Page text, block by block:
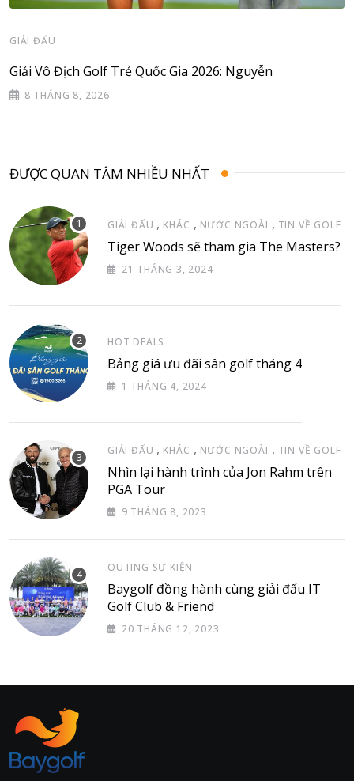
GIẢI ĐẤU
Giải Vô Địch Golf Trẻ Quốc Gia 2026: Nguyễn
8 THÁNG 8, 2026
ĐƯỢC QUAN TÂM NHIỀU NHẤT
GIẢI ĐẤU , KHÁC , NƯỚC NGOÀI , TIN VỀ GOLF
Tiger Woods sẽ tham gia The Masters?
21 THÁNG 3, 2024
HOT DEALS
Bảng giá ưu đãi sân golf tháng 4
1 THÁNG 4, 2024
GIẢI ĐẤU , KHÁC , NƯỚC NGOÀI , TIN VỀ GOLF
Nhìn lại hành trình của Jon Rahm trên
PGA Tour
9 THÁNG 8, 2023
OUTING SỰ KIỆN
Baygolf đồng hành cùng giải đấu IT
Golf Club & Friend
20 THÁNG 12, 2023